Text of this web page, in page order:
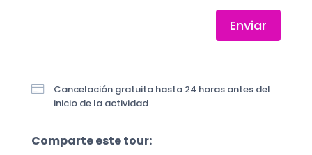
Enviar

Cancelación gratuita hasta 24 horas antes del
inicio de la actividad
Comparte este tour: